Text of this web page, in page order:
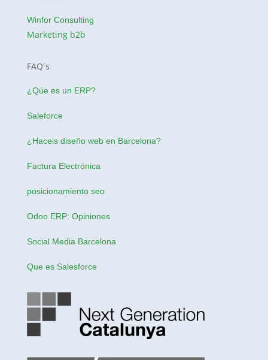
Winfor Consulting
Marketing b2b
FAQ´s
¿Qúe es un ERP?
Saleforce
¿Haceis diseño web en Barcelona?
Factura Electrónica
posicionamiento seo
Odoo ERP: Opiniones
Social Media Barcelona
Que es Salesforce